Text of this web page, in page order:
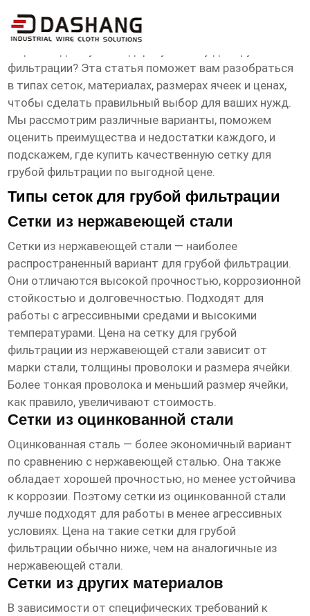
сетка для фильтра грубой цена
фильтрации? Эта статья поможет вам разобраться
в типах сеток, материалах, размерах ячеек и ценах,
чтобы сделать правильный выбор для ваших нужд.
Мы рассмотрим различные варианты, поможем
оценить преимущества и недостатки каждого, и
подскажем, где купить качественную сетку для
грубой фильтрации по выгодной цене.
Типы сеток для грубой фильтрации
Сетки из нержавеющей стали
Сетки из нержавеющей стали — наиболее
распространенный вариант для грубой фильтрации.
Они отличаются высокой прочностью, коррозионной
стойкостью и долговечностью. Подходят для
работы с агрессивными средами и высокими
температурами. Цена на сетку для грубой
фильтрации из нержавеющей стали зависит от
марки стали, толщины проволоки и размера ячейки.
Более тонкая проволока и меньший размер ячейки,
как правило, увеличивают стоимость.
Сетки из оцинкованной стали
Оцинкованная сталь — более экономичный вариант
по сравнению с нержавеющей сталью. Она также
обладает хорошей прочностью, но менее устойчива
к коррозии. Поэтому сетки из оцинкованной стали
лучше подходят для работы в менее агрессивных
условиях. Цена на такие сетки для грубой
фильтрации обычно ниже, чем на аналогичные из
нержавеющей стали.
Сетки из других материалов
В зависимости от специфических требований к